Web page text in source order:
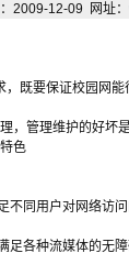
2009-12-09 网址：
既要保证校园网
，管理维护的好坏
色
不同用户对网络访
足各种流媒体的无